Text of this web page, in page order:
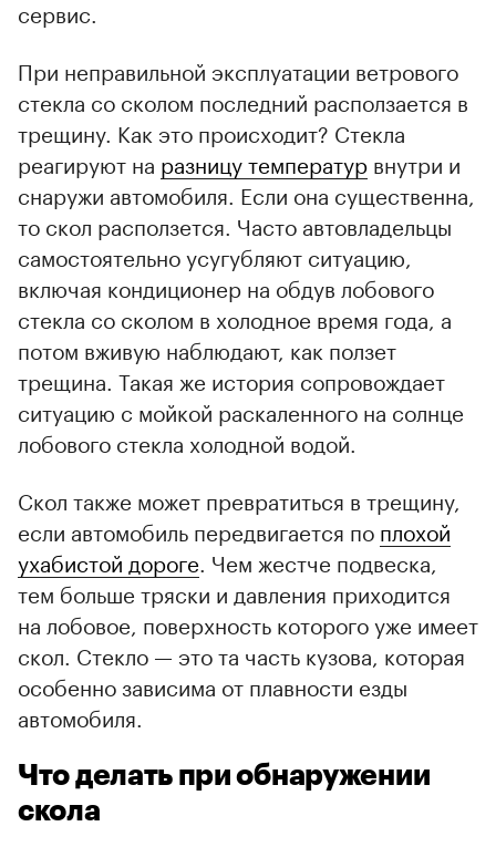
сервис.
При неправильной эксплуатации ветрового
стекла со сколом последний расползается в
трещину. Как это происходит? Стекла
реагируют на разницу температур внутри и
снаружи автомобиля. Если она существенна,
то скол расползется. Часто автовладельцы
самостоятельно усугубляют ситуацию,
включая кондиционер на обдув лобового
стекла со сколом в холодное время года, а
потом вживую наблюдают, как ползет
трещина. Такая же история сопровождает
ситуацию с мойкой раскаленного на солнце
лобового стекла холодной водой.
Скол также может превратиться в трещину,
если автомобиль передвигается по плохой
ухабистой дороге . Чем жестче подвеска,
тем больше тряски и давления приходится
на лобовое, поверхность которого уже имеет
скол. Стекло — это та часть кузова, которая
особенно зависима от плавности езды
автомобиля.
Что делать при обнаружении
скола